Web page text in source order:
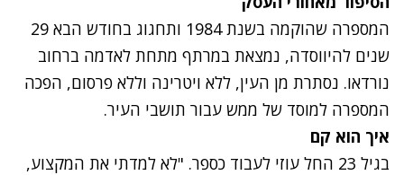
המספרה שהוקמה בשנת 1984 ותחגוג בחודש הבא 29
שנים להיווסדה, נמצאת במרתף מתחת לאדמה ברחוב
נורדאו. נסתרת מן העין, ללא ויטרינה וללא פרסום, הפכה
המספרה למוסד של ממש עבור תושבי העיר.
איך הוא קם
בגיל 23 החל עוזי לעבוד כספר. "לא למדתי את המקצוע,